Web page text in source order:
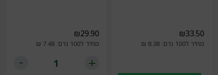
₪33.50
מחיר ל100 גרם: 8.38 ₪
₪29.90
מחיר ל100 גרם: 7.48 ₪